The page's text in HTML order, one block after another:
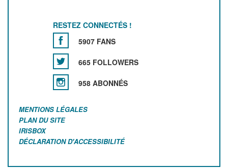
RESTEZ CONNECTÉS !
5907 FANS
665 FOLLOWERS
958 ABONNÉS
MENTIONS LÉGALES
PLAN DU SITE
IRISBOX
DÉCLARATION D'ACCESSIBILITÉ